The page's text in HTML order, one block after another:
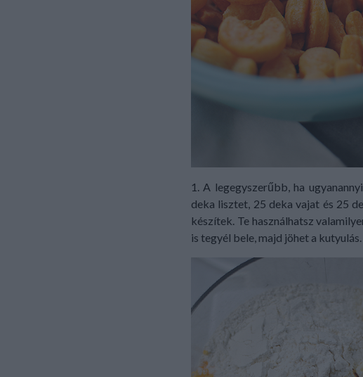
1. A legegyszerűbb, ha
deka lisztet, 25 deka vajat és 25
készítek. Te használhatsz
is tegyél bele, majd jöhet a kutyulás.